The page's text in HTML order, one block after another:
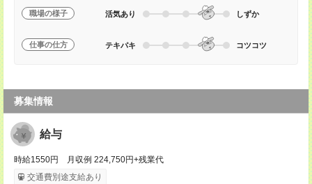
職場の様子 活気あり しずか
仕事の仕方 テキパキ コツコツ
募集情報
給与
時給1550円 月収例 224,750円+残業代
交通費別途支給あり